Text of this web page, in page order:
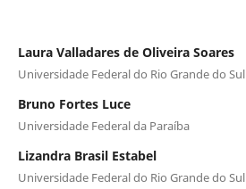
Laura Valladares de Oliveira Soares
Universidade Federal do Rio Grande do Sul
Bruno Fortes Luce
Universidade Federal da Paraíba
Lizandra Brasil Estabel
Universidade Federal do Rio Grande do Sul